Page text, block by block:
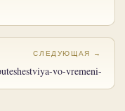
СЛЕДУЮЩАЯ →
vo-vremeni-